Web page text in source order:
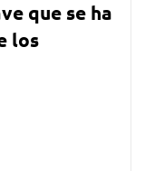
que se ha
los